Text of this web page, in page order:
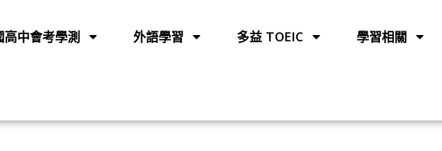
高中會考學測 外語學習 多益 TOEIC 學習相關